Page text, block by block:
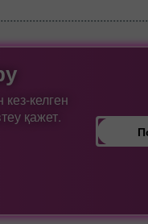
келген
қажет.